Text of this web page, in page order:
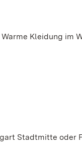
Kleidung im
Stadtmitte oder